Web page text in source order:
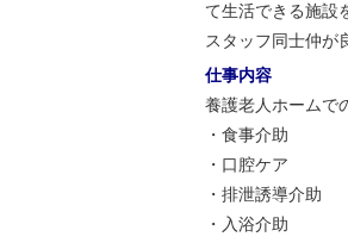
て生活できる施設
スタッフ同士仲が
仕事内容
養護老人ホームで
・食事介助
・口腔ケア
・排泄誘導介助
・入浴介助